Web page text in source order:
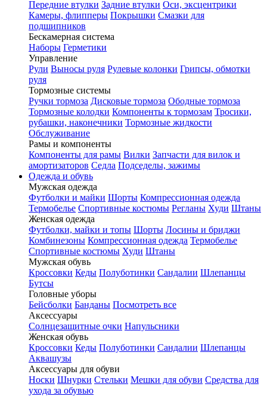
Передние втулки Задние втулки Оси, эксцентрики
Камеры, флипперы Покрышки Смазки для
подшипников
Бескамерная система
Наборы Герметики
Управление
Рули Выносы руля Рулевые колонки Грипсы, обмотки
руля
Тормозные системы
Ручки тормоза Дисковые тормоза Ободные тормоза
Тормозные колодки Компоненты к тормозам Тросики,
рубашки, наконечники Тормозные жидкости
Обслуживание
Рамы и компоненты
Компоненты для рамы Вилки Запчасти для вилок и
амортизаторов Седла Подседелы, зажимы
Одежда и обувь
Мужская одежда
Футболки и майки Шорты Компрессионная одежда
Термобелье Спортивные костюмы Регланы Худи Штаны
Женская одежда
Футболки, майки и топы Шорты Лосины и бриджи
Комбинезоны Компрессионная одежда Термобелье
Спортивные костюмы Худи Штаны
Мужская обувь
Кроссовки Кеды Полуботинки Сандалии Шлепанцы
Бутсы
Головные уборы
Бейсболки Банданы Посмотреть все
Аксессуары
Солнцезащитные очки Напульсники
Женская обувь
Кроссовки Кеды Полуботинки Сандалии Шлепанцы
Аквашузы
Аксессуары для обуви
Носки Шнурки Стельки Мешки для обуви Средства для
ухода за обувью